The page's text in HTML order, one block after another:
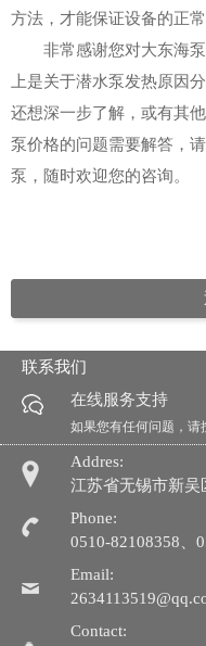
方法，才能保证设备的正常
非常感谢您对大东海泵
上是关于潜水泵发热原因
还想深一步了解，或有其
泵价格的问题需要解答，
泵，随时欢迎您的咨询。
联系我们
在线服务支持
如果您有任何问题，请
Addres:
江苏省无锡市新吴
Phone:
0510-82108358、
Email:
Contact: